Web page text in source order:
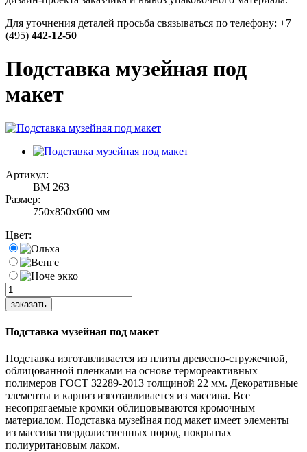
Для уточнения деталей просьба связываться по телефону: +7
(495) 442-12-50
Подставка музейная под
макет
Артикул:
ВМ 263
Размер:
750х850х600 мм
Цвет:
Подставка музейная под макет
Подставка изготавливается из плиты древесно-стружечной,
облицованной пленками на основе термореактивных
полимеров ГОСТ 32289-2013 толщиной 22 мм. Декоративные
элементы и карниз изготавливается из массива. Все
несопрягаемые кромки облицовываются кромочным
материалом. Подставка музейная под макет имеет элементы
из массива твердолиственных пород, покрытых
полиуритановым лаком.